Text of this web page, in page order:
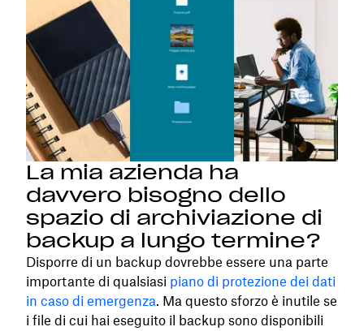
La mia azienda ha
davvero bisogno dello
spazio di archiviazione di
backup a lungo termine?
Disporre di un backup dovrebbe essere una parte
importante di qualsiasi piano di protezione dei dati
in caso di emergenza. Ma questo sforzo è inutile se
i file di cui hai eseguito il backup sono disponibili